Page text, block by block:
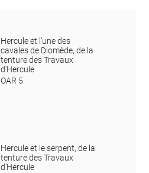
Hercule et l’une des
cavales de Diomède, de la
tenture des Travaux
d'Hercule
OAR 5
Hercule et le serpent, de la
tenture des Travaux
d'Hercule